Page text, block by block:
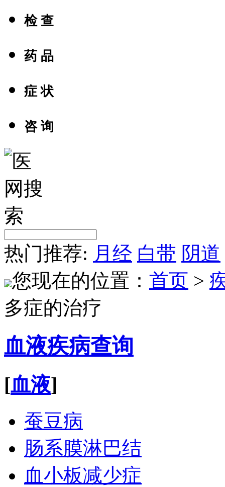
检 查
药 品
症 状
咨 询
热门推荐: 月经 白带 阴道
您现在的位置： 首页 >
多症的治疗
血液疾病查询
[血液]
蚕豆病
肠系膜淋巴结
血小板减少症